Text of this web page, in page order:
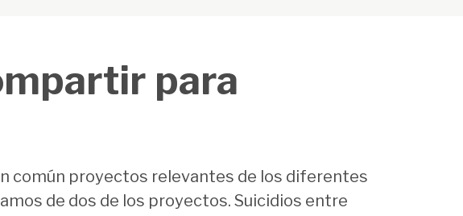
para
común proyectos relevantes de los diferentes
de dos de los proyectos. Suicidios entre